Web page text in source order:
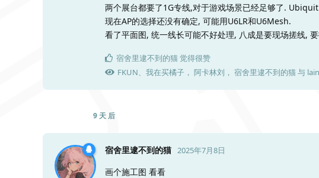
两个展台都要了1G专线,对于游戏场景已经足够了.
现在AP的选择还没有确定, 可能用U6LR和U6Mesh.
看了平面图, 统一线长可能不好处理, 八成是要现场搓线,
宿舍里逮不到的猫觉得很赞
FKUN、 我在买橘子 ， 阿卡林刘 ， 宿舍里逮不到的猫与 lain
9 天 后
宿舍里逮不到的猫 2025年7月8日
画个施工图 看看